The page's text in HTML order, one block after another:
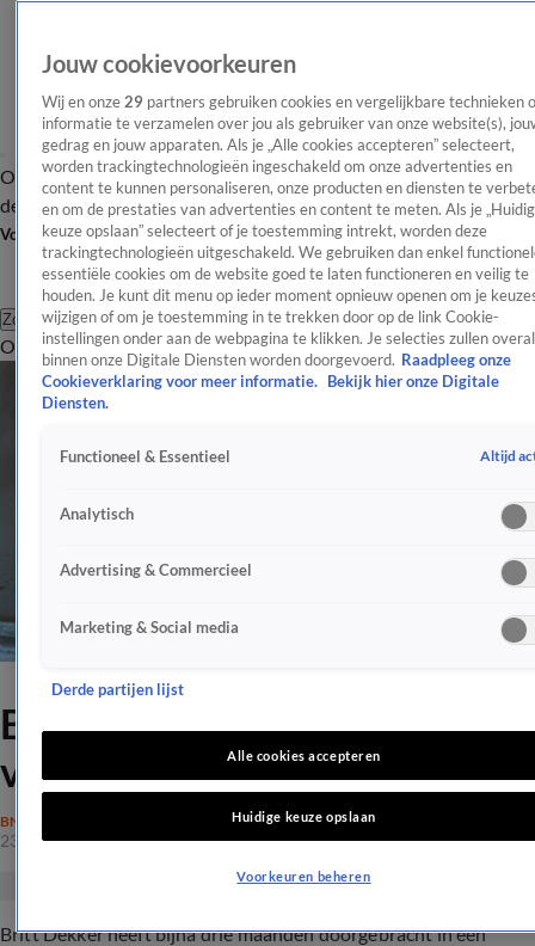
OverzichtAfleveringen Entertainment TV Algemeen
Tip
de redactieNieuwsbrief
Volg Shownieuws
Zoeken
OverzichtEntertainmentSpraakmakendRealityCrimeVideo's
Britt Dekker zet
verzorgingshuis op stelten
BN'ERS
23 mrt 2020, 14:40
Britt Dekker heeft bijna drie maanden doorgebracht in een
Jouw cookievoorkeuren
Wij en onze 29 partners gebruiken cookies en vergelijkbare technieken
informatie te verzamelen over jou als gebruiker van onze website(s),
gedrag en jouw apparaten. Als je „Alle cookies accepteren” selecteert,
worden trackingtechnologieën ingeschakeld om onze advertenties en
content te kunnen personaliseren, onze producten en diensten te
en om de prestaties van advertenties en content te meten. Als je
keuze opslaan” selecteert of je toestemming intrekt, worden deze
trackingtechnologieën uitgeschakeld. We gebruiken dan enkel
essentiële cookies om de website goed te laten functioneren en veilig te
houden. Je kunt dit menu op ieder moment opnieuw openen om je
wijzigen of om je toestemming in te trekken door op de link Cookie-
instellingen onder aan de webpagina te klikken. Je selecties zullen overal
binnen onze Digitale Diensten worden doorgevoerd. Raadpleeg onze
Cookieverklaring voor meer informatie.
Bekijk hier onze Digitale
Diensten.
Functioneel & Essentieel Altijd
Analytisch
Advertising & Commercieel
Marketing & Social media
Derde partijen lijst
Alle cookies accepteren
Huidige keuze opslaan
Voorkeuren beheren